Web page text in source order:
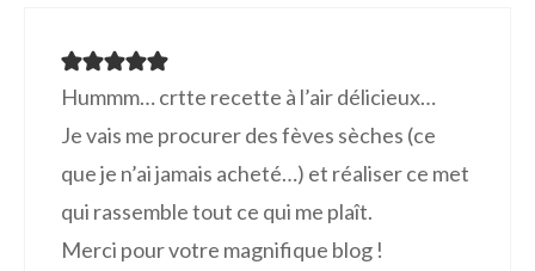
Hummm… crtte recette à l’air délicieux…
Je vais me procurer des fèves sèches (ce
que je n’ai jamais acheté…) et réaliser ce met
qui rassemble tout ce qui me plaît.
Merci pour votre magnifique blog !